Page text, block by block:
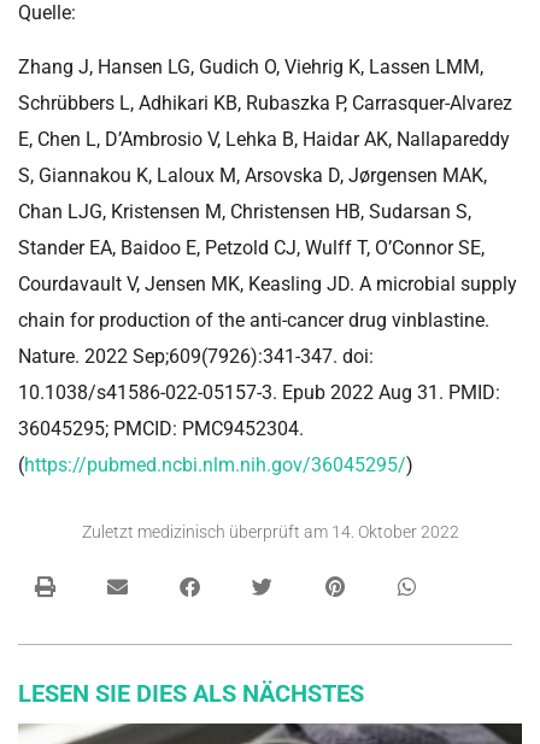
Quelle:
Zhang J, Hansen LG, Gudich O, Viehrig K, Lassen LMM,
Schrübbers L, Adhikari KB, Rubaszka P, Carrasquer-Alvarez
E, Chen L, D’Ambrosio V, Lehka B, Haidar AK, Nallapareddy
S, Giannakou K, Laloux M, Arsovska D, Jørgensen MAK,
Chan LJG, Kristensen M, Christensen HB, Sudarsan S,
Stander EA, Baidoo E, Petzold CJ, Wulff T, O’Connor SE,
Courdavault V, Jensen MK, Keasling JD. A microbial supply
chain for production of the anti-cancer drug vinblastine.
Nature. 2022 Sep;609(7926):341-347. doi:
10.1038/s41586-022-05157-3. Epub 2022 Aug 31. PMID:
36045295; PMCID: PMC9452304.
(https://pubmed.ncbi.nlm.nih.gov/36045295/)
Zuletzt medizinisch überprüft am 14. Oktober 2022
LESEN SIE DIES ALS NÄCHSTES